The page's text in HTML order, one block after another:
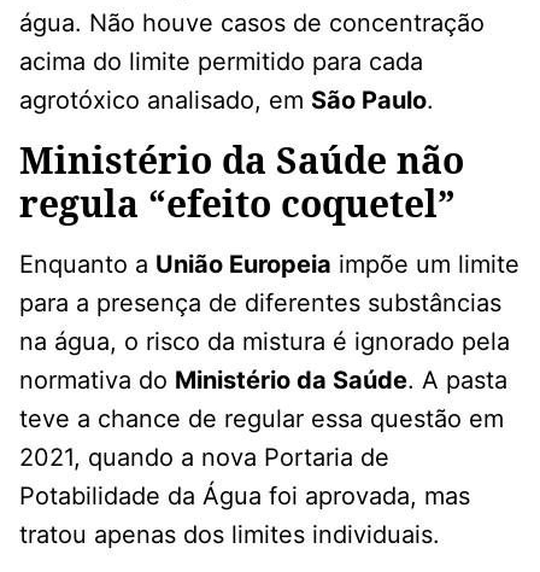
água. Não houve casos de concentração
acima do limite permitido para cada
agrotóxico analisado, em São Paulo.
Ministério da Saúde não
regula “efeito coquetel”
Enquanto a União Europeia impõe um limite
para a presença de diferentes substâncias
na água, o risco da mistura é ignorado pela
normativa do Ministério da Saúde. A pasta
teve a chance de regular essa questão em
2021, quando a nova Portaria de
Potabilidade da Água foi aprovada, mas
tratou apenas dos limites individuais.